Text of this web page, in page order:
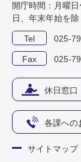
開庁時間：月曜
日、年末年始を除
Tel 025-
Fax 025-
休日窓口
各課への
サイトマップ